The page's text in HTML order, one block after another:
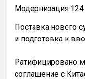
Модернизация 124
Поставка нового
и подготовка к
Ратифицировано
соглашение с